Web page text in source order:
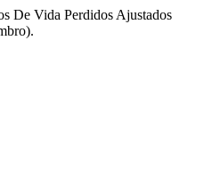
De Vida Perdidos Ajustados